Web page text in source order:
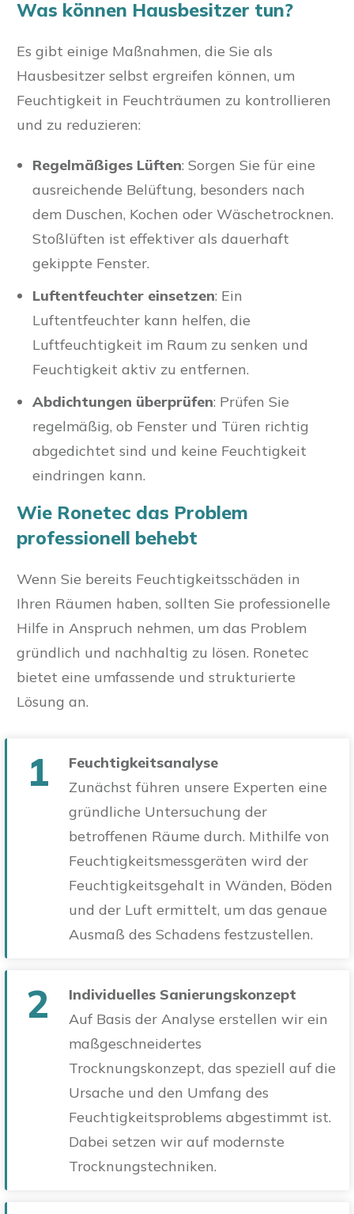
Was können Hausbesitzer tun?
Es gibt einige Maßnahmen, die Sie als
Hausbesitzer selbst ergreifen können, um
Feuchtigkeit in Feuchträumen zu kontrollieren
und zu reduzieren:
Regelmäßiges Lüften: Sorgen Sie für eine
ausreichende Belüftung, besonders nach
dem Duschen, Kochen oder Wäschetrocknen.
Stoßlüften ist effektiver als dauerhaft
gekippte Fenster.
Luftentfeuchter einsetzen: Ein
Luftentfeuchter kann helfen, die
Luftfeuchtigkeit im Raum zu senken und
Feuchtigkeit aktiv zu entfernen.
Abdichtungen überprüfen: Prüfen Sie
regelmäßig, ob Fenster und Türen richtig
abgedichtet sind und keine Feuchtigkeit
eindringen kann.
Wie Ronetec das Problem
professionell behebt
Wenn Sie bereits Feuchtigkeitsschäden in
Ihren Räumen haben, sollten Sie professionelle
Hilfe in Anspruch nehmen, um das Problem
gründlich und nachhaltig zu lösen. Ronetec
bietet eine umfassende und strukturierte
Lösung an.
1
Feuchtigkeitsanalyse
Zunächst führen unsere Experten eine
gründliche Untersuchung der
betroffenen Räume durch. Mithilfe von
Feuchtigkeitsmessgeräten wird der
Feuchtigkeitsgehalt in Wänden, Böden
und der Luft ermittelt, um das genaue
Ausmaß des Schadens festzustellen.
2
Individuelles Sanierungskonzept
Auf Basis der Analyse erstellen wir ein
maßgeschneidertes
Trocknungskonzept, das speziell auf die
Ursache und den Umfang des
Feuchtigkeitsproblems abgestimmt ist.
Dabei setzen wir auf modernste
Trocknungstechniken.